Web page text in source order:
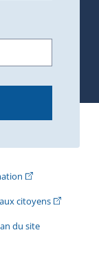
dans une
(Cet hyperlien
citoyens(Cet
externe s'ouvrira
du site